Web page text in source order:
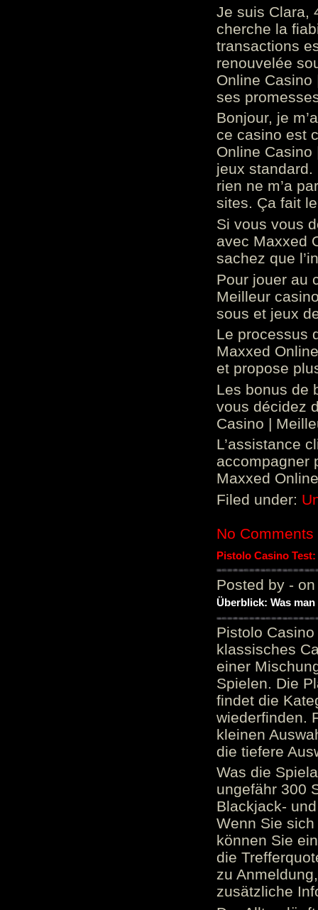
Je suis Clara,
cherche la
transactions
renouvelée
Online
ses
Bonjour, je
ce casino est
Online
jeux standard.
rien ne m’a
sites. Ça fait
Si vous vous
avec Maxxed
sachez que
Pour jouer au
Meilleur
sous et jeux
Le processus
Maxxed
et propose
Les bonus de
vous décidez
Casino |
L’assistance
accompagner
Maxxed
Filed under:
No Comments
Pistolo Casino
Posted by - on
Überblick: Was
Pistolo
klassisches
einer
Spielen. Die
findet die
wiederfinden.
kleinen
die tiefere
Was die
ungefähr 300
Blackjack-
Wenn Sie
können Sie
die
zu
zusätzliche